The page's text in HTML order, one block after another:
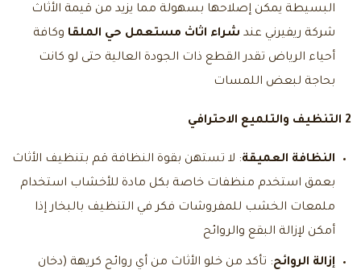
البسيطة يمكن إصلاحها بسهولة مما يزيد من قيمة الأثاث
شركة ريفيرني عند شراء اثاث مستعمل حي الملقا وكافة
أحياء الرياض تقدر القطع ذات الجودة العالية حتى لو كانت
بحاجة لبعض اللمسات
2 التنظيف والتلميع الاحترافي
النظافة العميقة: لا تستهن بقوة النظافة قم بتنظيف الأثاث
بعمق استخدم منظفات خاصة بكل مادة للأخشاب استخدام
ملمعات الخشب للمفروشات فكر في التنظيف بالبخار إذا
أمكن لإزالة البقع والروائح
إزالة الروائح: تأكد من خلو الأثاث من أي روائح كريهة (دخان